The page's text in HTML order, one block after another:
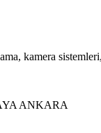
kamera
ANKARA